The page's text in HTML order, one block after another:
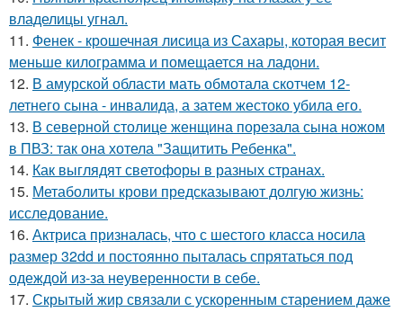
владелицы угнал.
11. Фенек - крошечная лисица из Сахары, которая весит
меньше килограмма и помещается на ладони.
12. В амурской области мать обмотала скотчем 12-
летнего сына - инвалида, а затем жестоко убила его.
13. В северной столице женщина порезала сына ножом
в ПВЗ: так она хотела "Защитить Ребенка".
14. Как выглядят светофоры в разных странах.
15. Метаболиты крови предсказывают долгую жизнь:
исследование.
16. Актриса призналась, что с шестого класса носила
размер 32dd и постоянно пыталась спрятаться под
одеждой из-за неуверенности в себе.
17. Скрытый жир связали с ускоренным старением даже